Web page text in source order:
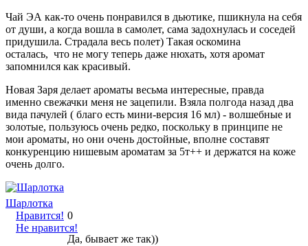
Чай ЭА как-то очень понравился в дьютике, пшикнула на себя
от души, а когда вошла в самолет, сама задохнулась и соседей
придушила. Страдала весь полет) Такая оскомина
осталась, что не могу теперь даже нюхать, хотя аромат
запомнился как красивый.
Новая Заря делает ароматы весьма интересные, правда
именно свежачки меня не зацепили. Взяла полгода назад два
вида пачулей ( благо есть мини-версия 16 мл) - волшебные и
золотые, пользуюсь очень редко, поскольку в принципе не
мои ароматы, но они очень достойные, вполне составят
конкуренцию нишевым ароматам за 5т++ и держатся на коже
очень долго.
Шарлотка
Нравится!
Не нравится!
0
Да, бывает же так))